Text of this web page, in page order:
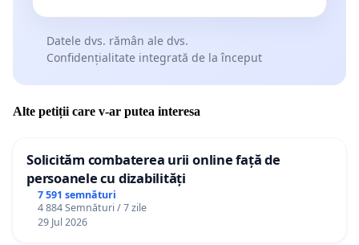
Datele dvs. rămân ale dvs.
Confidențialitate integrată de la început
Alte petiții care v-ar putea interesa
Solicităm combaterea urii online față de
persoanele cu dizabilități
7 591 semnături
4 884 Semnături / 7 zile
29 Jul 2026